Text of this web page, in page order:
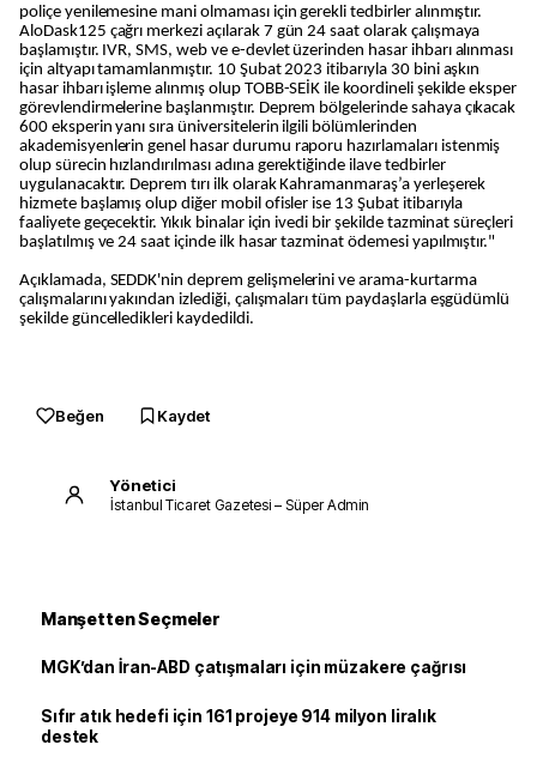
poliçe yenilemesine mani olmaması için gerekli tedbirler alınmıştır.
AloDask125 çağrı merkezi açılarak 7 gün 24 saat olarak çalışmaya
başlamıştır. IVR, SMS, web ve e-devlet üzerinden hasar ihbarı alınması
için altyapı tamamlanmıştır. 10 Şubat 2023 itibarıyla 30 bini aşkın
hasar ihbarı işleme alınmış olup TOBB-SEİK ile koordineli şekilde eksper
görevlendirmelerine başlanmıştır. Deprem bölgelerinde sahaya çıkacak
600 eksperin yanı sıra üniversitelerin ilgili bölümlerinden
akademisyenlerin genel hasar durumu raporu hazırlamaları istenmiş
olup sürecin hızlandırılması adına gerektiğinde ilave tedbirler
uygulanacaktır. Deprem tırı ilk olarak Kahramanmaraş’a yerleşerek
hizmete başlamış olup diğer mobil ofisler ise 13 Şubat itibarıyla
faaliyete geçecektir. Yıkık binalar için ivedi bir şekilde tazminat süreçleri
başlatılmış ve 24 saat içinde ilk hasar tazminat ödemesi yapılmıştır."
Açıklamada, SEDDK'nin deprem gelişmelerini ve arama-kurtarma
çalışmalarını yakından izlediği, çalışmaları tüm paydaşlarla eşgüdümlü
şekilde güncelledikleri kaydedildi.
Beğen Kaydet
Yönetici
İstanbul Ticaret Gazetesi – Süper Admin
Manşetten Seçmeler
MGK’dan İran-ABD çatışmaları için müzakere çağrısı
Sıfır atık hedefi için 161 projeye 914 milyon liralık
destek